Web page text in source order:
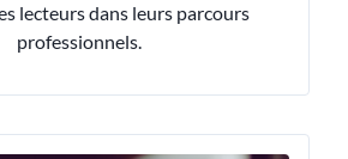
lecteurs dans leurs parcours
professionnels.